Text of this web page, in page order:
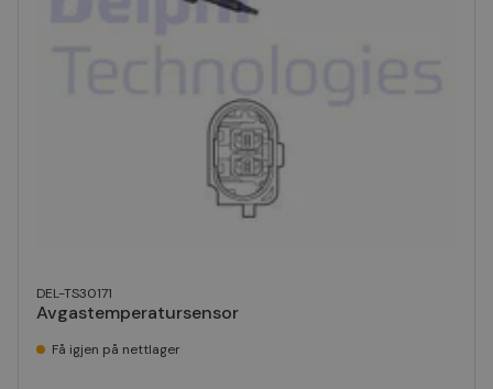
DEL-TS30171
Avgastemperatursensor
Få igjen på nettlager